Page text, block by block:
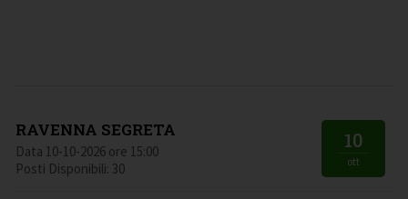
RAVENNA SEGRETA
Data 10-10-2026 ore 15:00
Posti Disponibili: 30
10
ott